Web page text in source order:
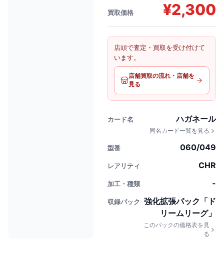
買取価格 ¥2,300
店頭で査定・買取を受け付けて
います。
店舗買取の流れ・店舗を
見る
カード名 ハガネール
同名カード一覧を見る
型番 060/049
レアリティ CHR
加工・種類 -
収録パック
強化拡張パック「ド
リームリーグ」
このパックの価格表を見
る